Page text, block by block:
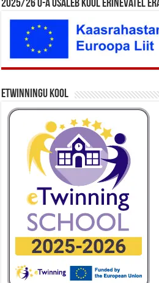
2025/26 õ-a osaleb kool erinevatel
eTwinningu kool